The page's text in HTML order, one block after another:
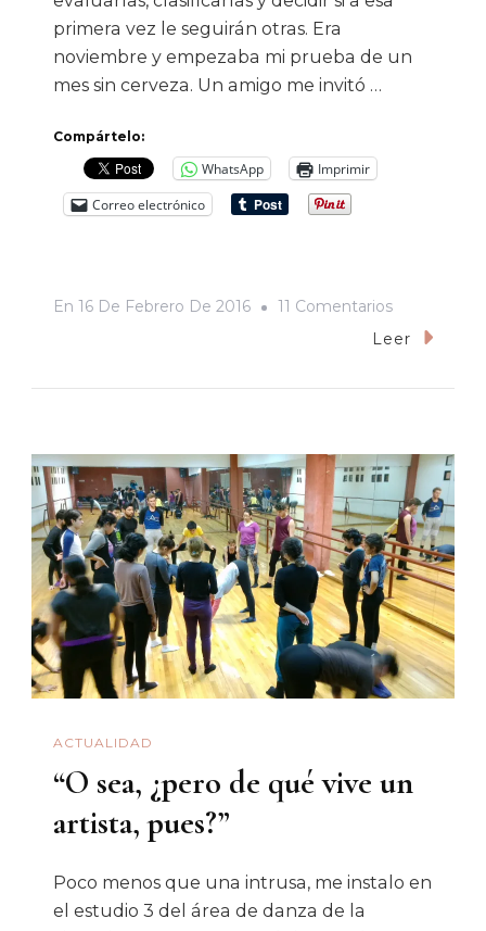
primera vez le seguirán otras. Era
noviembre y empezaba mi prueba de un
mes sin cerveza. Un amigo me invitó …
Compártelo:
WhatsApp
Imprimir
Correo electrónico
En 16 De Febrero De 2016 11 ComentariosEn
Crónica
Snuff
Leer
ACTUALIDAD
“O sea, ¿pero de qué vive un
artista, pues?”
Poco menos que una intrusa, me instalo en
el estudio 3 del área de danza de la